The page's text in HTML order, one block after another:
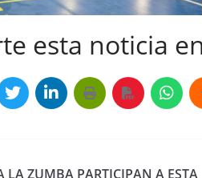
esta noticia
LA ZUMBA PARTICIPAN A ESTA